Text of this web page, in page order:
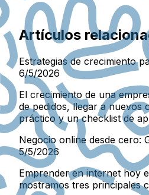
Artículos
Estrategias de crecimiento
6/5/2026
El crecimiento de una
de pedidos, llegar a nuevos
práctico y un checklist de
Negocio online desde cero:
5/5/2026
Emprender en internet hoy
mostramos tres principales